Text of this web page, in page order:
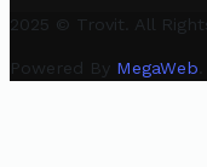
2025 © Trovit. All
Powered By MegaWeb